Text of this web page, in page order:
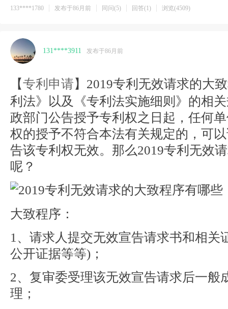
133****1780 发布于86月前 同问(5) 回答(1) 浏览(4509)
131****3911 发布于86月前
【专利申请】2019专利无效请求的大
利法》以及《专利法实施细则》的相
政部门公告授予专利权之日起，任何
权的授予不符合本法有关规定的，可
告该专利权无效。那么2019专利无效
呢？
大致程序：
1、请求人提交无效宣告请求书和相关
公开证据等等)；
2、复审委受理该无效宣告请求后一般
理；